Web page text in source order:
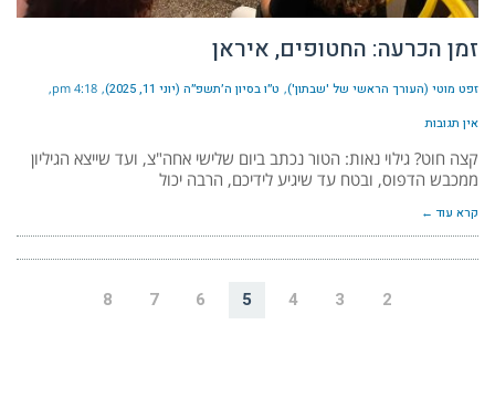
זמן הכרעה: החטופים, איראן
זפט מוטי (העורך הראשי של 'שבתון') ט״ו בסיון ה׳תשפ״ה (יוני 11, 2025) 4:18 pm
אין תגובות
קצה חוט? גילוי נאות: הטור נכתב ביום שלישי אחה"צ, ועד שייצא הגיליון
ממכבש הדפוס, ובטח עד שיגיע לידיכם, הרבה יכול
קרא עוד ←
2
3
4
5
6
7
8